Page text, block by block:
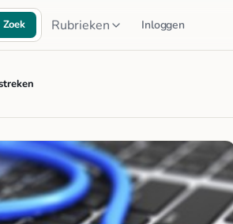
Zoek Rubrieken Inloggen